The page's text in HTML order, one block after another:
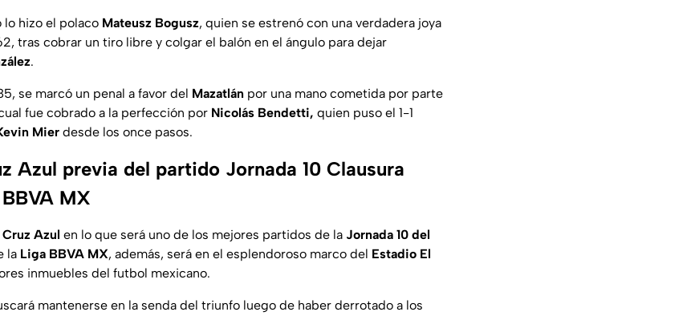
hizo el polaco Mateusz Bogusz, quien se estrenó con una verdadera joya
tras cobrar un tiro libre y colgar el balón en el ángulo para dejar
.
se marcó un penal a favor del Mazatlán por una mano cometida por parte
fue cobrado a la perfección por Nicolás Bendetti, quien puso el 1-1
Mier desde los once pasos.
Azul previa del partido Jornada 10 Clausura
MX
Cruz Azul en lo que será uno de los mejores partidos de la Jornada 10 del
la Liga BBVA MX, además, será en el esplendoroso marco del Estadio El
inmuebles del futbol mexicano.
mantenerse en la senda del triunfo luego de haber derrotado a los